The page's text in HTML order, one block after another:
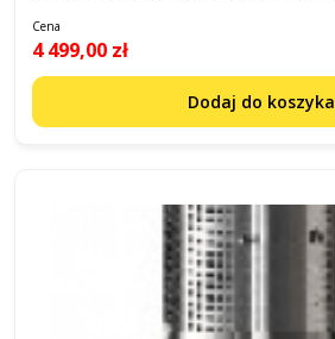
Cena
4 499,00 zł
Dodaj do koszyka